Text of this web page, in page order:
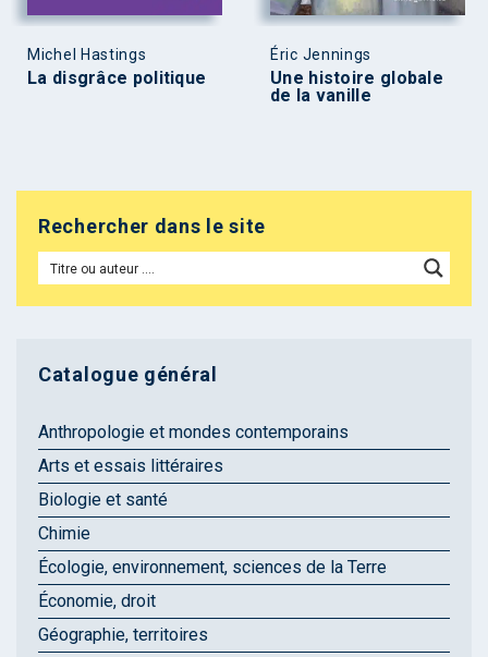
Michel Hastings
La disgrâce politique
Éric Jennings
Une histoire globale
de la vanille
Rechercher dans le site
Catalogue général
Anthropologie et mondes contemporains
Arts et essais littéraires
Biologie et santé
Chimie
Écologie, environnement, sciences de la Terre
Économie, droit
Géographie, territoires